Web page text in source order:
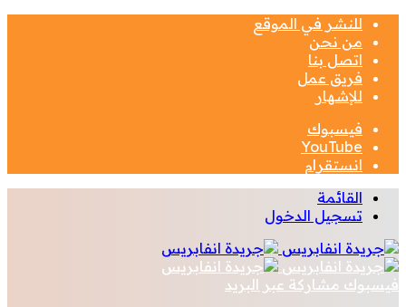
للنشر في الموقع
من نحن
اتصل بنا
فريق عمل
للإشهار
فيسبوك
‫YouTube
انستقرام
القائمة
تسجيل الدخول
فيسبوك مشاركة عبر البريد